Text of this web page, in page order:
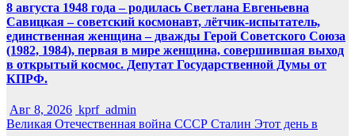
8 августа 1948 года – родилась Светлана Евгеньевна
Савицкая – советский космонавт, лётчик-испытатель,
единственная женщина – дважды Герой Советского Союза
(1982, 1984), первая в мире женщина, совершившая выход
в открытый космос. Депутат Государственной Думы от
КПРФ.
Авг 8, 2026 kprf_admin
Великая Отечественная война СССР Сталин Этот день в